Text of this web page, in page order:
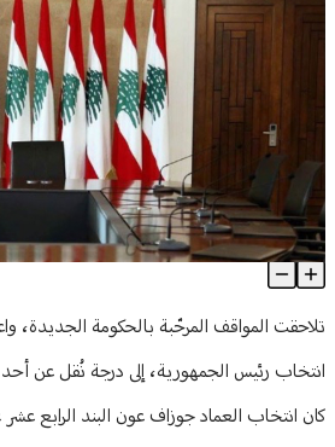
ثقافة ومجتمع
منوعات
وليد جنبلاط
ابحث
هل يكون موعد 18 شباط أول إنجاز للحكومة الجديدة؟
Article Content
تلاحقت المواقف المرحّبة بالحكومة الجديدة،
انتخاب رئيس الجمهورية، إلى درجة نُقل عن أحد
كان انتخاب العماد جوزاف عون البند الرابع